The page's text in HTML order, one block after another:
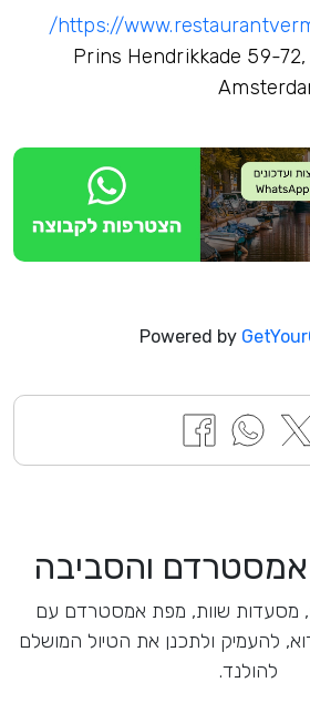
https://
Prins Hendrikkade 59-72,
Powered by
אמסטרדם והסביבה
מסעדות שוות, מפת אמסטרדם עם
להעמיק ולתכנן את הטיול המושלם
להולנד.